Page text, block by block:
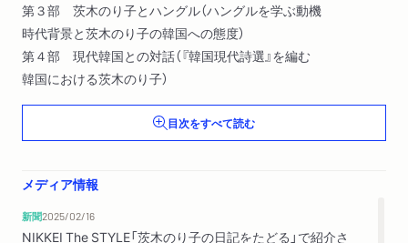
第３部 茨木のり子とハングル（ハングルを学ぶ動機
時代背景と茨木のり子の韓国への態度）
第４部 現代韓国との対話（『韓国現代詩選』を編む
韓国における茨木のり子）
目次をすべて読む
メディア情報
新聞2025/02/16
NIKKEI The STYLE「茨木のり子の日記をたどる」で紹介さ